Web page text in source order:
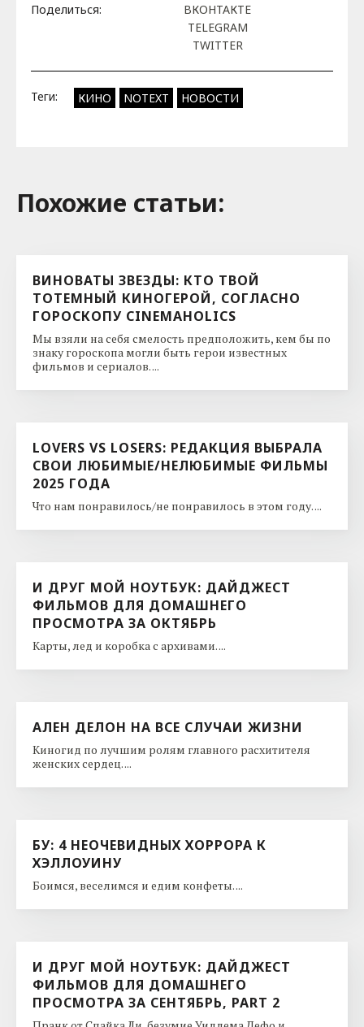
Поделиться:
ВКОНТАКТЕ
TELEGRAM
TWITTER
Теги: КИНО NOTEXT НОВОСТИ
Похожие cтатьи:
ВИНОВАТЫ ЗВЕЗДЫ: КТО ТВОЙ
ТОТЕМНЫЙ КИНОГЕРОЙ, СОГЛАСНО
ГОРОСКОПУ CINEMAHOLICS
Мы взяли на себя смелость предположить, кем бы по
знаку гороскопа могли быть герои известных
фильмов и сериалов. ...
LOVERS VS LOSERS: РЕДАКЦИЯ ВЫБРАЛА
СВОИ ЛЮБИМЫЕ/НЕЛЮБИМЫЕ ФИЛЬМЫ
2025 ГОДА
Что нам понравилось/не понравилось в этом году. ...
И ДРУГ МОЙ НОУТБУК: ДАЙДЖЕСТ
ФИЛЬМОВ ДЛЯ ДОМАШНЕГО
ПРОСМОТРА ЗА ОКТЯБРЬ
Карты, лед и коробка с архивами. ...
АЛЕН ДЕЛОН НА ВСЕ СЛУЧАИ ЖИЗНИ
Киногид по лучшим ролям главного расхитителя
женских сердец. ...
БУ: 4 НЕОЧЕВИДНЫХ ХОРРОРА К
ХЭЛЛОУИНУ
Боимся, веселимся и едим конфеты. ...
И ДРУГ МОЙ НОУТБУК: ДАЙДЖЕСТ
ФИЛЬМОВ ДЛЯ ДОМАШНЕГО
ПРОСМОТРА ЗА СЕНТЯБРЬ, PART 2